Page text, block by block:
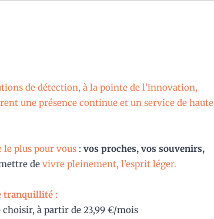
de détection, à la pointe de l’innovation,
une présence continue et un service de haute
le plus pour vous : vos proches, vos souvenirs,
de vivre pleinement, l’esprit léger.
tranquillité :
à partir de 23,99 €/mois